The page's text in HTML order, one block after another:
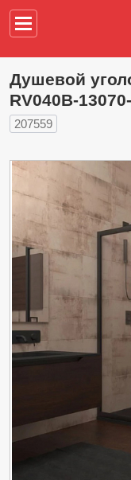
Душевой
RV040B-
207559